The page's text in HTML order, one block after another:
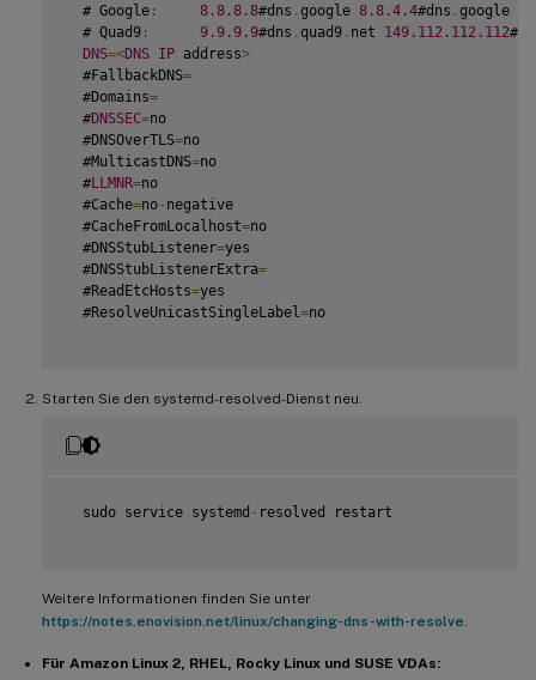
  # Google
: 8.8 .8 .8#dns . google 8.8 .4 .4#dns . google
  # Quad9
: 9.9 .9 .9#dns . quad9 . net 149.112 .112 .112
DNS=<DNS IP address>
  #FallbackDNS
=
  #Domains
=
  #
DNSSEC=no
  #DNSOverTLS
=no
  #MulticastDNS
=no
  #
LLMNR=no
  #Cache
=no- negative
  #CacheFromLocalhost
=no
  #DNSStubListener
=yes
  #DNSStubListenerExtra
=
  #ReadEtcHosts
=yes
  #ResolveUnicastSingleLabel
=no
Starten Sie den systemd-resolved-Dienst neu.
  sudo service systemd
- resolved restart
Weitere Informationen finden Sie unter
https://notes.enovision.net/linux/changing-dns-with-resolve
Für Amazon Linux 2, RHEL, Rocky Linux und SUSE VDAs: